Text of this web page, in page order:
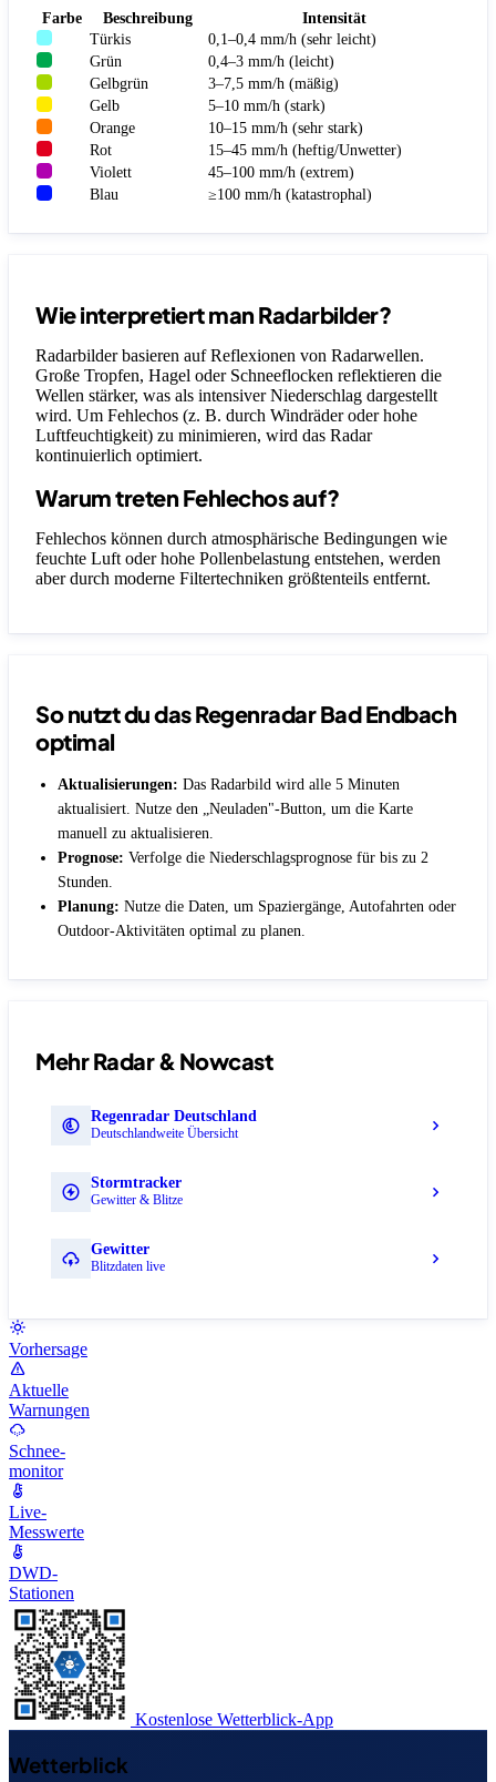
Farbe Beschreibung
Intensität
Türkis
0,1–0,4 mm/h (sehr leicht)
Grün
0,4–3 mm/h (leicht)
Gelbgrün
3–7,5 mm/h (mäßig)
Gelb
5–10 mm/h (stark)
Orange
10–15 mm/h (sehr stark)
Rot
15–45 mm/h (heftig/Unwetter)
Violett
45–100 mm/h (extrem)
Blau
≥100 mm/h (katastrophal)
Wie interpretiert man Radarbilder?
Radarbilder basieren auf Reflexionen von Radarwellen.
Große Tropfen, Hagel oder Schneeflocken reflektieren die
Wellen stärker, was als intensiver Niederschlag dargestellt
wird. Um Fehlechos (z. B. durch Windräder oder hohe
Luftfeuchtigkeit) zu minimieren, wird das Radar
kontinuierlich optimiert.
Warum treten Fehlechos auf?
Fehlechos können durch atmosphärische Bedingungen wie
feuchte Luft oder hohe Pollenbelastung entstehen, werden
aber durch moderne Filtertechniken größtenteils entfernt.
So nutzt du das Regenradar Bad Endbach
optimal
Aktualisierungen: Das Radarbild wird alle 5 Minuten
aktualisiert. Nutze den „Neuladen"-Button, um die Karte
manuell zu aktualisieren.
Prognose: Verfolge die Niederschlagsprognose für bis zu 2
Stunden.
Planung: Nutze die Daten, um Spaziergänge, Autofahrten oder
Outdoor-Aktivitäten optimal zu planen.
Mehr Radar & Nowcast
Regenradar Deutschland
Deutschlandweite Übersicht
Stormtracker
Gewitter & Blitze
Gewitter
Blitzdaten live
Vorhersage
Aktuelle
Warnungen
Schnee-
monitor
Live-
Messwerte
DWD-
Stationen
Kostenlose Wetterblick-App
Wetterblick